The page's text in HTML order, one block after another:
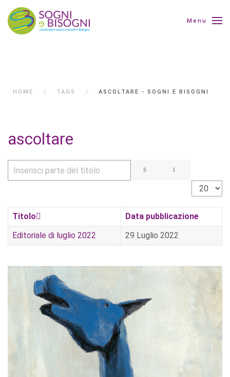
Menu
HOME TAGS ASCOLTARE - SOGNI E BISOGNI
ascoltare
Inserisci parte del titolo
Visualizza
Titolo
Data pubblicazione
Editoriale di luglio 2022
29 Luglio 2022